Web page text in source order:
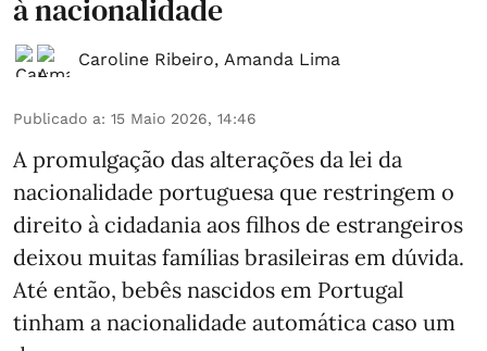
à nacionalidade
Caroline Ribeiro, Amanda Lima
Publicado a: 15 Maio 2026, 14:46
A promulgação das alterações da lei da
nacionalidade portuguesa que restringem o
direito à cidadania aos filhos de estrangeiros
deixou muitas famílias brasileiras em dúvida.
Até então, bebês nascidos em Portugal
tinham a nacionalidade automática caso um